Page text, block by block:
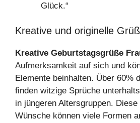
Glück.“
Kreative und originelle
Kreative Geburtstagsgrüße
Aufmerksamkeit auf sich und
Elemente beinhalten. Über 60%
finden witzige Sprüche
in jüngeren Altersgruppen.
Wünsche können viele Formen